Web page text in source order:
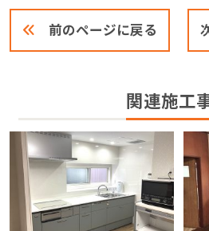
前のページに戻る
関連施工